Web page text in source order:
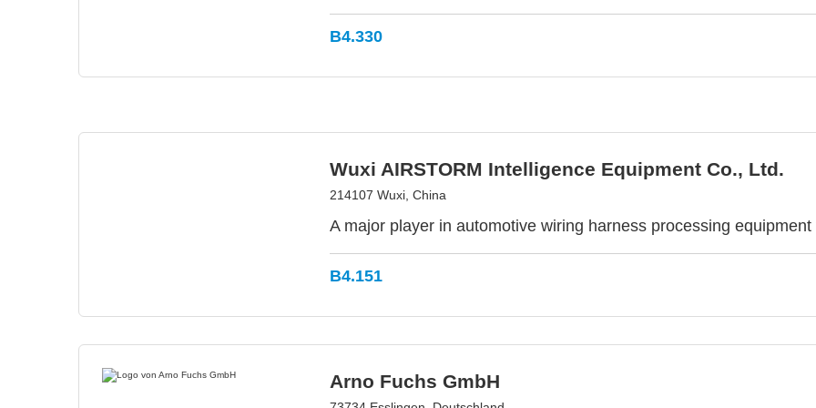
B4.330
Wuxi AIRSTORM Intelligence Equipment Co., Ltd.
214107 Wuxi, China
A major player in automotive wiring harness processing equipment
B4.151
Arno Fuchs GmbH